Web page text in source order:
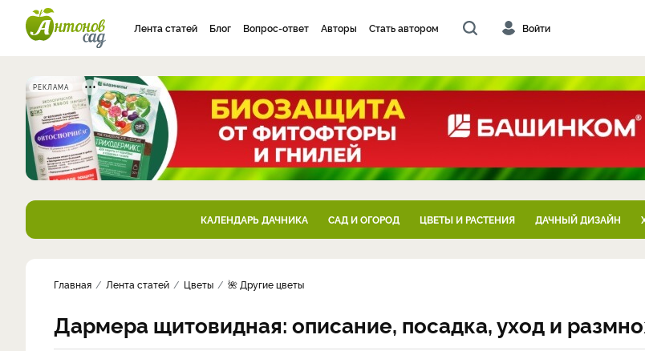
Лента статей Блог Вопрос-ответ Авторы Стать автором Войти
РЕКЛАМА
КАЛЕНДАРЬ ДАЧНИКА САД И ОГОРОД ЦВЕТЫ И РАСТЕНИЯ ДАЧНЫЙ ДИЗАЙН
Главная Лента статей Цветы 🌺 Другие цветы
Дармера щитовидная: описание, посадка, уход и